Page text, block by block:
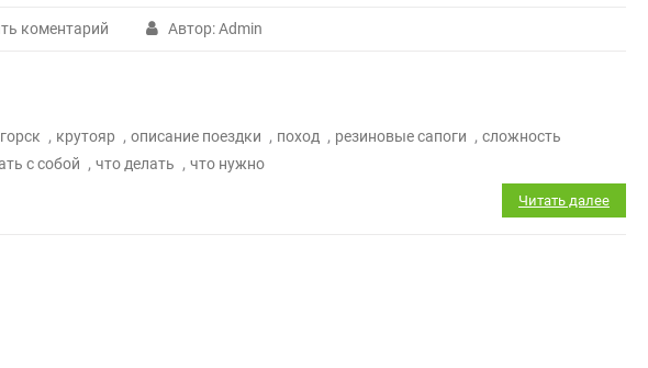
коментарий Автор: Admin
, крутояр , описание поездки , поход , резиновые сапоги , сложность
с собой , что делать , что нужно
Читать далее